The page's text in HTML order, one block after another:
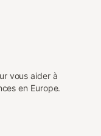
vous aider à
en Europe.